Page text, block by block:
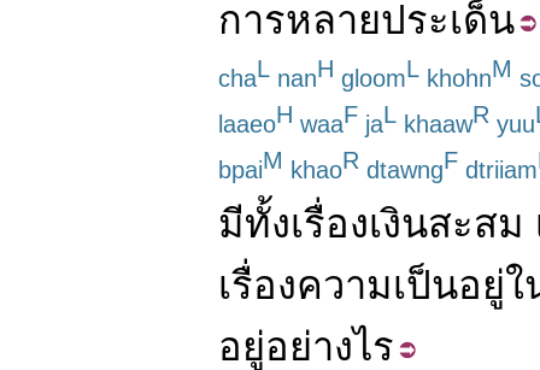
การหลายประเด็น
chaL nanH gloomL khohnM
laaeoH waaF jaL khaawR yuu
bpaiM khaoR dtawngF dtriiam
มีทั้งเรื่องเงินสะสม
เรื่องความเป็นอยู่ใ
อยู่อย่างไร